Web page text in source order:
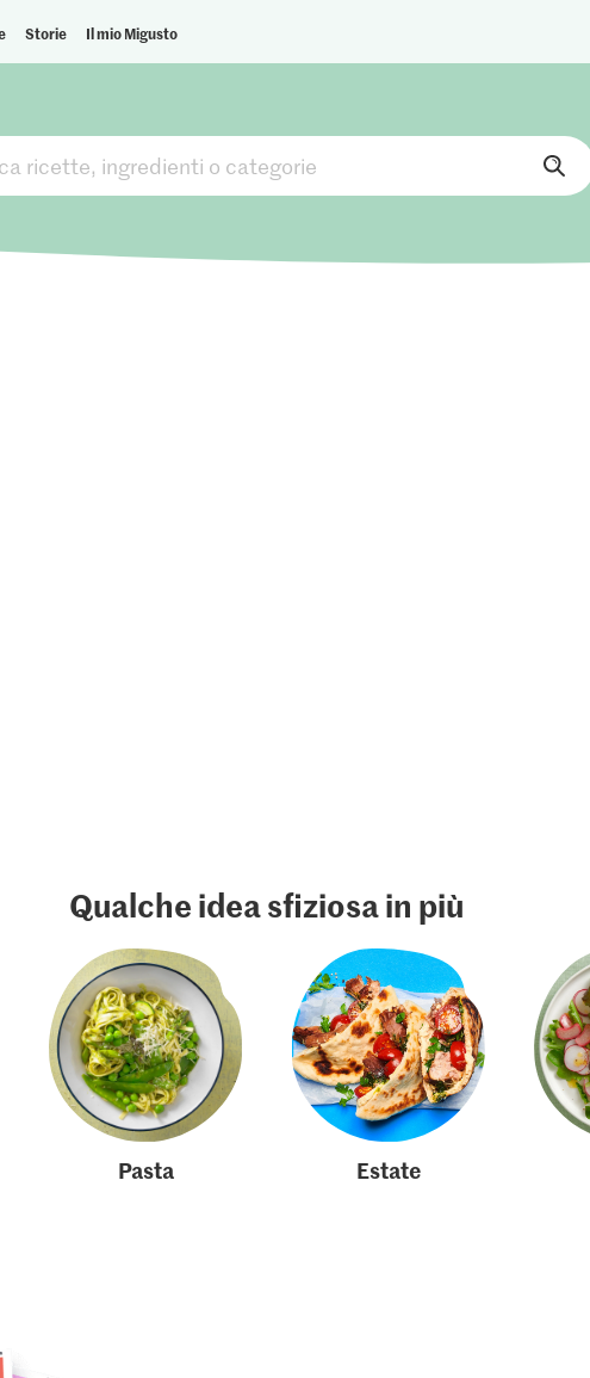
Storie Il mio Migusto
Qualche idea sfiziosa in più
Pasta Estate